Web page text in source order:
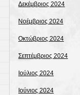
Δεκέμβριος 2024
Νοέμβριος 2024
Οκτώβριος 2024
Σεπτέμβριος 2024
Ιούλιος 2024
Ιούνιος 2024